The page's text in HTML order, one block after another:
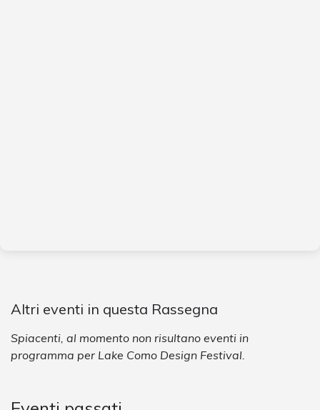
Altri eventi in questa Rassegna
Spiacenti, al momento non risultano eventi in
programma per Lake Como Design Festival.